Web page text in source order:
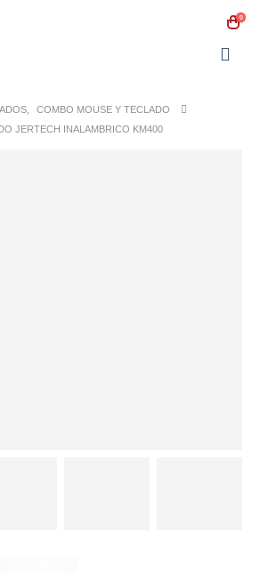
0
COMBO MOUSE Y TECLADO
JERTECH INALAMBRICO KM400